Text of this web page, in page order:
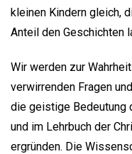
kleinen Kindern gleich,
Anteil den Geschichten
Wir werden zur
verwirrenden Fragen
die geistige Bedeutung
und im Lehrbuch der
ergründen. Die